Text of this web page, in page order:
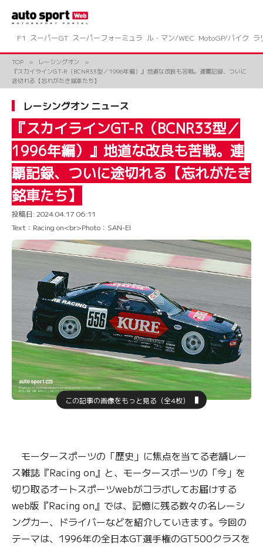
ツ
F1 スーパーGT スーパーフォーミュラ ル・マン/WEC MotoGP/バイク ラ
TOP
レーシングオン
『スカイラインGT-R（BCNR33型／1996年編）』地道な改良も苦戦。連覇記録、ついに
途切れる【忘れがたき銘車たち】
レーシングオン ニュース
『スカイラインGT-R（BCNR33型／
1996年編）』地道な改良も苦戦。連
覇記録、ついに途切れる【忘れがたき
銘車たち】
投稿日: 2024.04.17 06:11
Text：Racing on<br>Photo：SAN-EI
この記事の画像をもっと見る（全4枚）
モータースポーツの「歴史」に焦点を当てる老舗レー
ス雑誌『Racing on』と、モータースポーツの「今」を
切り取るオートスポーツwebがコラボしてお届けする
web版『Racing on』では、記憶に残る数々の名レーシ
ングカー、ドライバーなどを紹介していきます。今回の
テーマは、1996年の全日本GT選手権のGT500クラスを